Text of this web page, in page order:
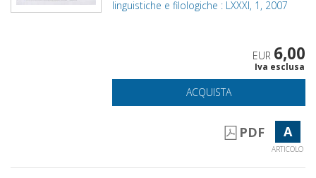
linguistiche e filologiche : LXXXI, 1, 2007
EUR 6,00
Iva esclusa
ACQUISTA
PDF A
ARTICOLO